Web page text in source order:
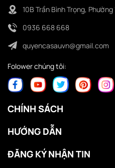
10B Trần Bình Trọng, Phường
0936 668 668
quyencasauvn@gmail.com
Folower chúng tôi:
CHÍNH SÁCH
HƯỚNG DẪN
ĐĂNG KÝ NHẬN TIN